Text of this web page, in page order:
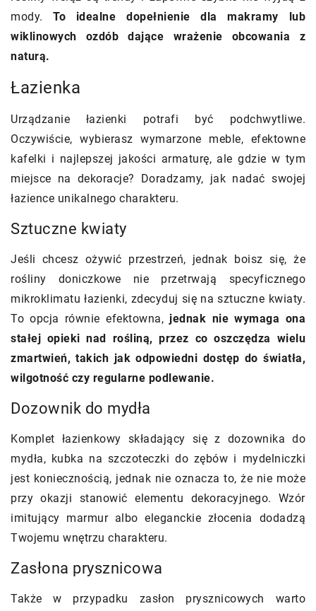
mody.To idealne dopełnienie dla makramy lub
wiklinowych ozdób dające wrażenie obcowania z
naturą.
Łazienka
Urządzanie łazienki potrafi być podchwytliwe.
Oczywiście, wybierasz wymarzone meble, efektowne
kafelki i najlepszej jakości armaturę, ale gdzie w tym
miejsce na dekoracje? Doradzamy, jak nadać swojej
łazience unikalnego charakteru.
Sztuczne kwiaty
Jeśli chcesz ożywić przestrzeń, jednak boisz się, że
rośliny doniczkowe nie przetrwają specyficznego
mikroklimatu łazienki, zdecyduj się na sztuczne kwiaty.
To opcja równie efektowna, jednak nie wymaga ona
stałej opieki nad rośliną, przez co oszczędza wielu
zmartwień, takich jak odpowiedni dostęp do światła,
wilgotność czy regularne podlewanie.
Dozownik do mydła
Komplet łazienkowy składający się z dozownika do
mydła, kubka na szczoteczki do zębów i mydelniczki
jest koniecznością, jednak nie oznacza to, że nie może
przy okazji stanowić elementu dekoracyjnego. Wzór
imitujący marmur albo eleganckie złocenia dodadzą
Twojemu wnętrzu charakteru.
Zasłona prysznicowa
Także w przypadku zasłon prysznicowych warto